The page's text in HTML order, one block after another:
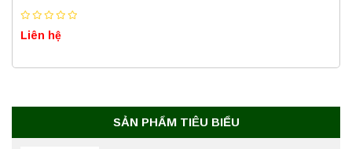
Liên hệ
SẢN PHẨM TIÊU BIỂU
Máy ly tâm tốc độ cao để bàn YTG18G
Liên hệ